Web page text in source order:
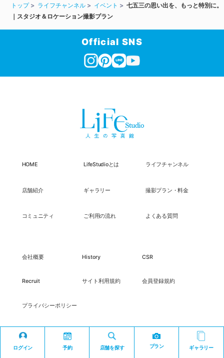
ログイン 予約 店舗を探す プラン ギャラリー
トップ ライフチャンネル イベント
七五三の思い出を、もっと特別に。
｜スタジオ＆ロケーション撮影プラン
Official SNS
HOME LifeStudioとは ライフチャンネル
店舗紹介 ギャラリー 撮影プラン・料金
コミュニティ ご利用の流れ よくある質問
会社概要 History CSR
Recruit サイト利用規約 会員登録規約
プライバシーポリシー